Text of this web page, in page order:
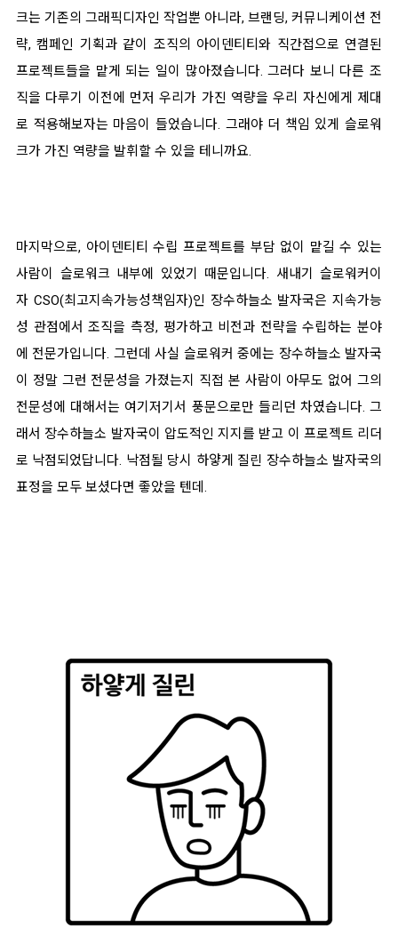
크는 기존의 그래픽디자인 작업뿐 아니라, 브랜딩, 커뮤니케이션 전
략, 캠페인 기획과 같이
조직의 아이덴티티와 직간접으로 연결된
프로젝트들을 맡게 되는 일이 많아졌습니다. 그러다 보니 다른 조
직을 다루기 이전에 먼저 우리가 가진 역량을 우리 자신에게 제대
로 적용해보자는 마음이 들었습니다. 그래야 더 책임 있게 슬로워
크가 가진 역량을 발휘할 수 있을 테니까요.
마지막으로, 아이덴티티 수립 프로젝트를 부담 없이 맡길 수 있는
사람이 슬로워크 내부에 있었기 때문입니다. 새내기 슬로워커이
자 CSO(최고지속가능성책임자)인 장수하늘소 발자국은 지속가능
성 관점에서 조직을 측정, 평가하고 비전과 전략을 수립하는 분야
에 전문가입니다. 그런데 사실 슬로워커 중에는 장수하늘소 발자국
이 정말 그런 전문성을 가졌는지 직접 본 사람이 아무도 없어 그의
전문성에 대해서는 여기저기서 풍문으로만 들리던 차였습니다. 그
래서 장수하늘소 발자국이 압도적인 지지를 받고 이 프로젝트 리더
로 낙점되었답니다. 낙점될 당시 하얗게 질린 장수하늘소 발자국의
표정을 모두 보셨다면 좋았을 텐데.